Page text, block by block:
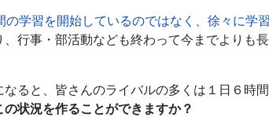
の学習を開始しているのではなく、徐々に学
行事・部活動なども終わって今までよりも
ると、皆さんのライバルの多くは１日６時
状況を作ることができますか？